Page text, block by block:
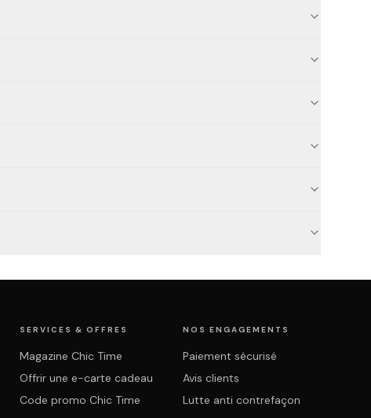
SERVICES & OFFRES
Magazine Chic Time
Offrir une e-carte cadeau
Code promo Chic Time
NOS ENGAGEMENTS
Paiement sécurisé
Avis clients
Lutte anti contrefaçon